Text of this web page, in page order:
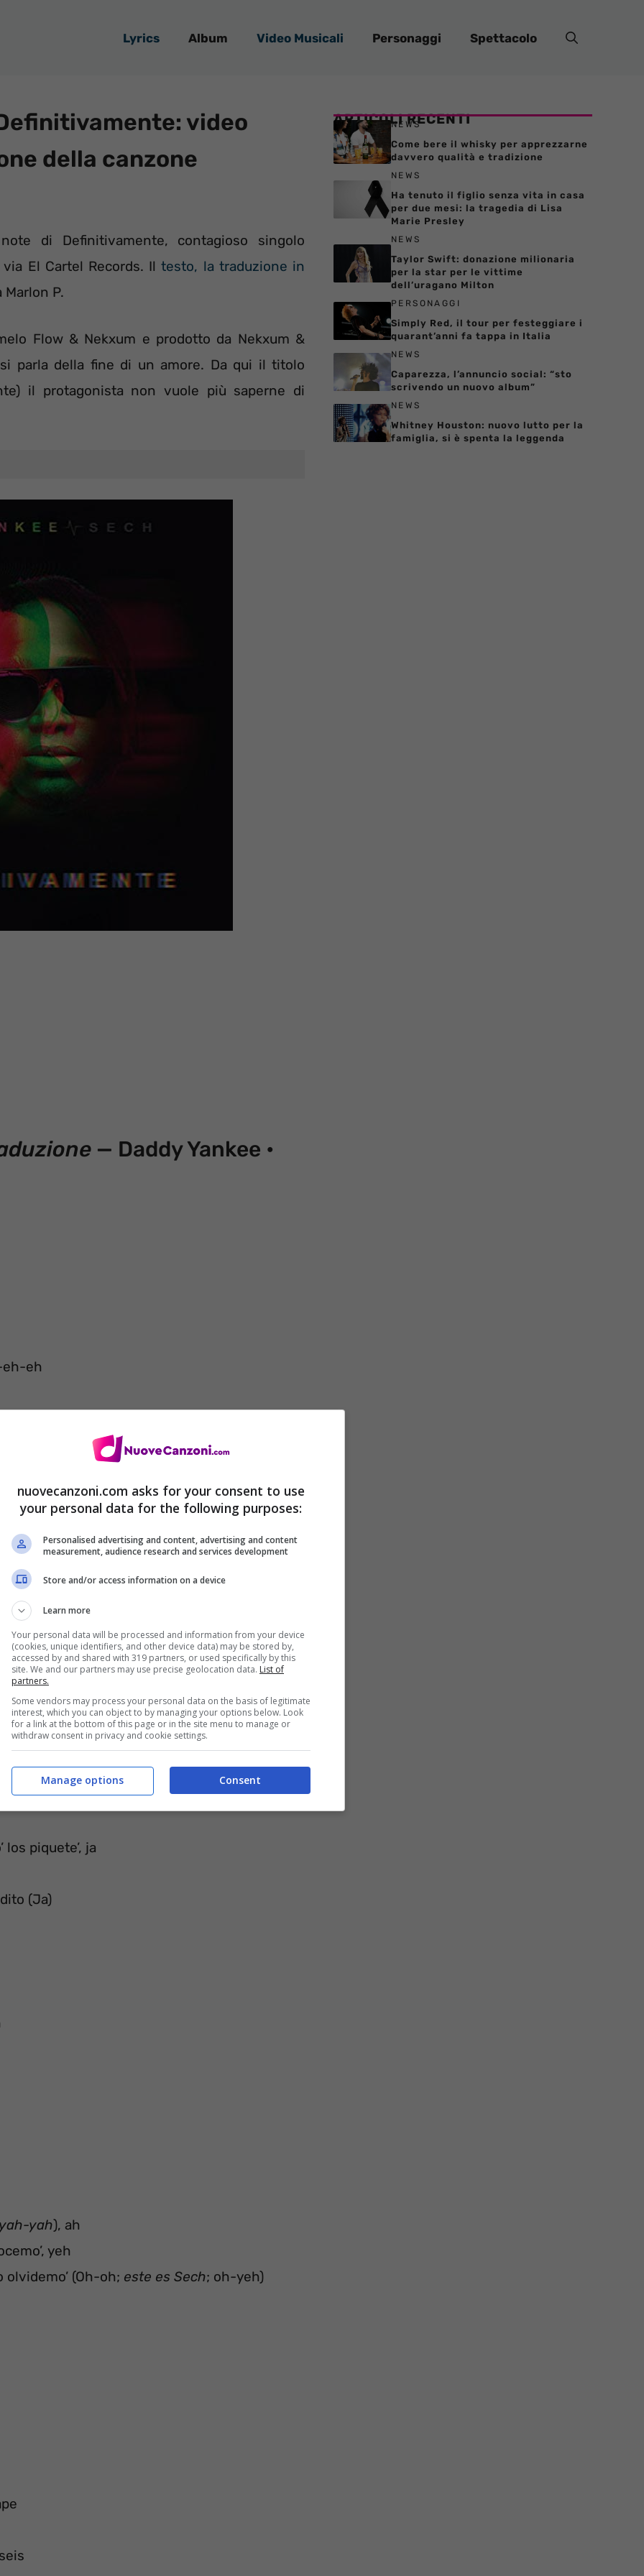
Lyrics Album Video Musicali Personaggi Spettacolo
video
della canzone
di Definitivamente, contagioso singolo
El Cartel Records. Iltesto, la traduzione in
P.
Flow & Nekxum e prodotto da Nekxum &
parla della fine di un amore. Da qui il titolo
il protagonista non vuole più saperne di
— Daddy Yankee •
eh-eh
yah), ah
yeh
olvidemo’ (Oh-oh, oh-yeh)
(Yeh-eh)
OLVIDEMO’ (Oh-oh, oh-yeh)
piquete’, ja
(Ja)
yah), ah
yeh
olvidemo’ (Oh-oh; este es Sech; oh-yeh)
ARTICOLI RECENTI
NEWS
Come bere il whisky per apprezzarne
davvero qualità e tradizione
NEWS
Ha tenuto il figlio senza vita in casa
per due mesi: la tragedia di Lisa
Marie Presley
NEWS
Taylor Swift: donazione milionaria
per la star per le vittime
dell’uragano Milton
PERSONAGGI
Simply Red, il tour per festeggiare i
quarant’anni fa tappa in Italia
NEWS
Caparezza, l’annuncio social: “sto
scrivendo un nuovo album”
NEWS
Whitney Houston: nuovo lutto per la
famiglia, si è spenta la leggenda
nuovecanzoni.com asks for your consent to use
your personal data for the following purposes:
Personalised advertising and content, advertising and content
measurement, audience research and services development
Store and/or access information on a device
Learn more
Your personal data will be processed and information from your device
(cookies, unique identifiers, and other device data) may be stored by,
accessed by and shared with 319 partners, or used specifically by this
site. We and our partners may use precise geolocation data. List of
partners.
Some vendors may process your personal data on the basis of legitimate
interest, which you can object to by managing your options below. Look
for a link at the bottom of this page or in the site menu to manage or
withdraw consent in privacy and cookie settings.
Consent
Manage options